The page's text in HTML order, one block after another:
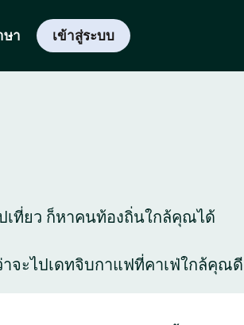
ษา เข้าสู่ระบบ
เที่ยว ก็หาคนท้องถิ่นใกล้คุณได้
จะไปเดทจิบกาแฟที่คาเฟ่ใกล้คุณดี